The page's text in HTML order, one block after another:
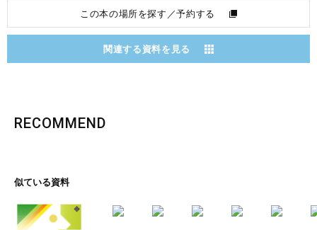
この本の場所を探す／予約する
関連する資料を見る
RECOMMEND
似ている資料